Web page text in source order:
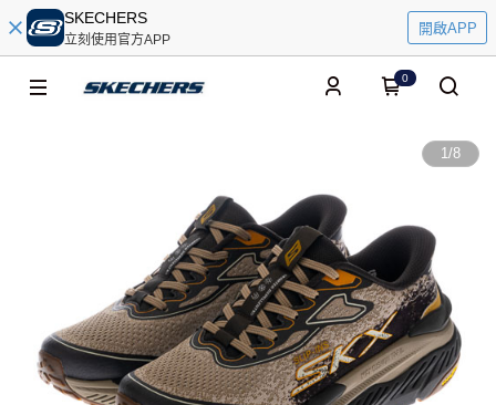
SKECHERS
立刻使用官方APP
開啟APP
0
1/8